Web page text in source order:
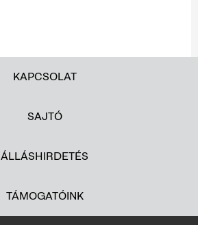
KAPCSOLAT
SAJTÓ
ÁLLÁSHIRDETÉS
TÁMOGATÓINK